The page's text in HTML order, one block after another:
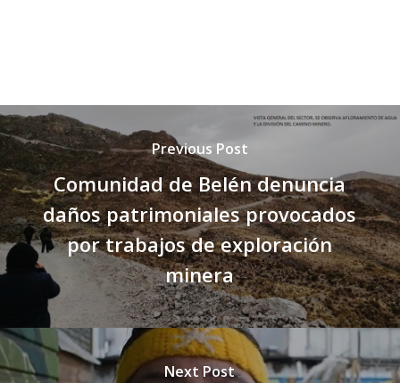
Previous Post
Comunidad de Belén denuncia
daños patrimoniales provocados
por trabajos de exploración
minera
Next Post